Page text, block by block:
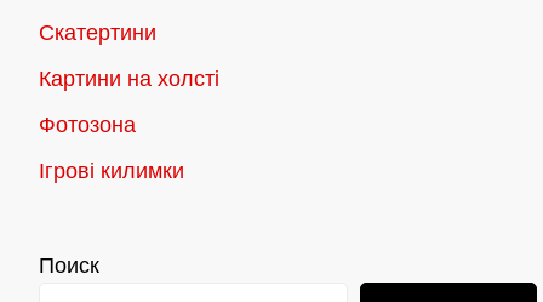
Скатертини
Картини на холсті
Фотозона
Ігрові килимки
Поиск